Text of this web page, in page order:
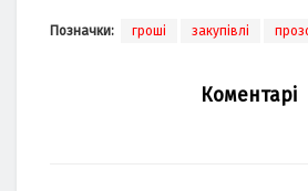
Позначки: гроші закупівлі
Коментарі